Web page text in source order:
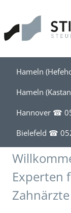
Hameln
Hameln
Hannover ☎
Bielefeld ☎
Experten
Steuerberatung
Lohnbuchhaltung
Akademische
Steuerberatung
Steuerberatung
Profil
Team
Kontakt
Information für
News
Kalender